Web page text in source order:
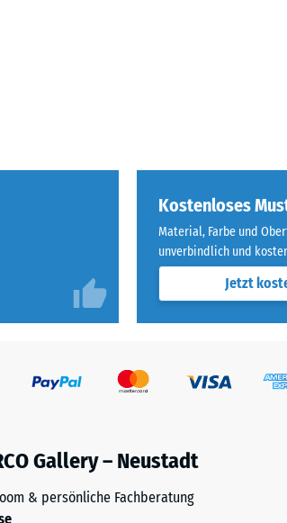
Kostenloses
Material, Farbe und
unverbindlich und
Jetzt
Gallery – Neustadt
& persönliche Fachberatung